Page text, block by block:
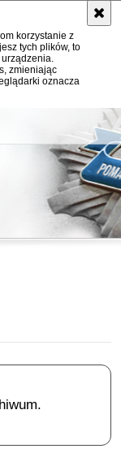
korzystanie z
tych plików, to
zmieniając
oznacza